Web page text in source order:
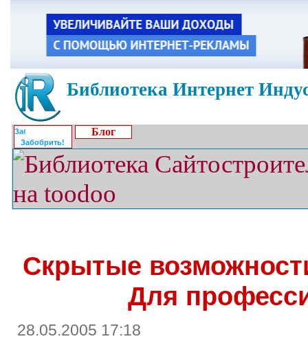
Библиотека Интернет
Забобрить!
Блог
Скрытые
Для
28.05.2005 17:18